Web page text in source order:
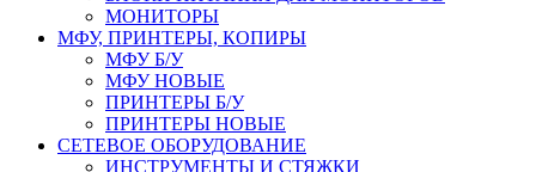
МОНИТОРЫ
МФУ, ПРИНТЕРЫ, КОПИРЫ
МФУ Б/У
МФУ НОВЫЕ
ПРИНТЕРЫ Б/У
ПРИНТЕРЫ НОВЫЕ
СЕТЕВОЕ ОБОРУДОВАНИЕ
ИНСТРУМЕНТЫ И СТЯЖКИ